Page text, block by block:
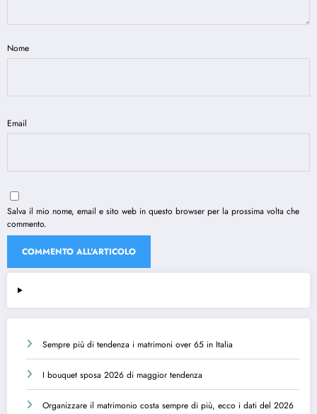
Nome
Email
Salva il mio nome, email e sito web in questo browser per la prossima volta che
commento.
Sempre più di tendenza i matrimoni over 65 in Italia
I bouquet sposa 2026 di maggior tendenza
Organizzare il matrimonio costa sempre di più, ecco i dati del 2026